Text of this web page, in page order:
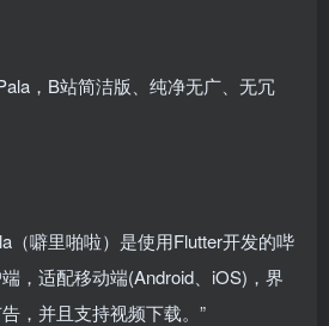
，B站简洁版、纯净无广、无冗
（噼里啪啦）是使用Flutter开发的哔
，适配移动端(Android、iOS)，界
，并且支持视频下载。”